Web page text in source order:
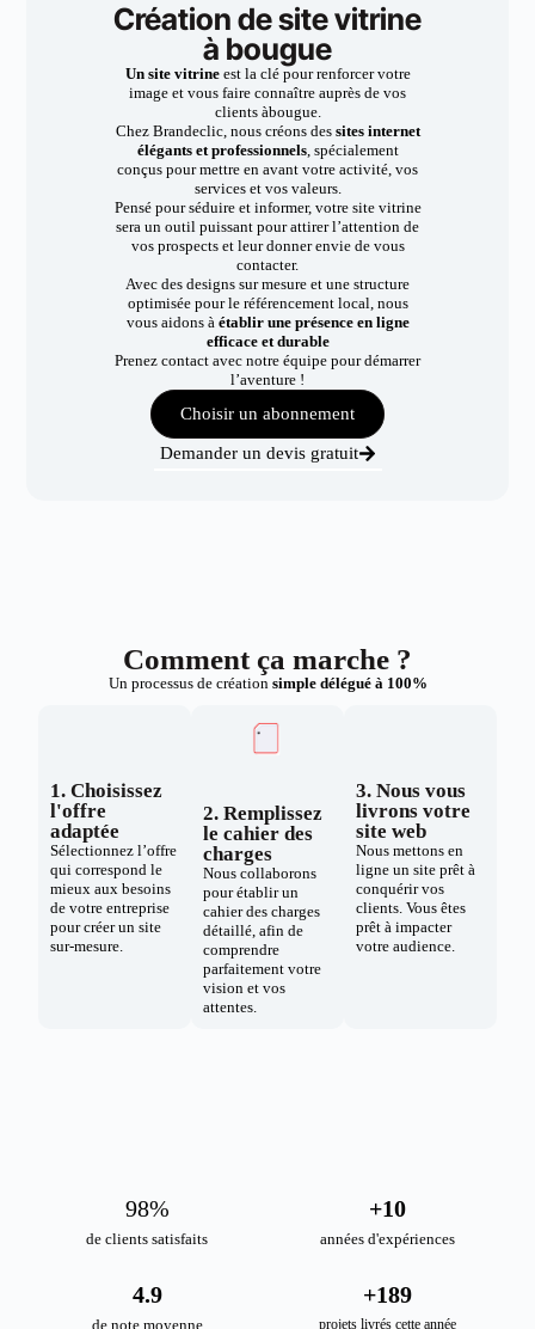
Création de site vitrine
à bougue
Un site vitrineest la clé pour renforcer votre
image et vous faire connaître auprès de vos
clients àbougue.
Chez Brandeclic, nous créons dessites internet
élégants et professionnels, spécialement
conçus pour mettre en avant votre activité, vos
services et vos valeurs.
Pensé pour séduire et informer, votre site vitrine
sera un outil puissant pour attirer l’attention de
vos prospects et leur donner envie de vous
contacter.
Avec des designs sur mesure et une structure
optimisée pour le référencement local, nous
vous aidons à établir une présence en ligne
efficace et durable
Prenez contact avec notre équipe pour démarrer
l’aventure !
Choisir un abonnement
Demander un devis gratuit
Comment ça marche ?
Un processus de création simple délégué à 100%
1. Choisissez
l'offre
adaptée
Sélectionnez l’offre
qui correspond le
mieux aux besoins
de votre entreprise
pour créer un site
sur-mesure.
2. Remplissez
le cahier des
charges
Nous collaborons
pour établir un
cahier des charges
détaillé, afin de
comprendre
parfaitement votre
vision et vos
attentes.
3. Nous vous
livrons votre
site web
Nous mettons en
ligne un site prêt à
conquérir vos
clients. Vous êtes
prêt à impacter
votre audience.
de clients satisfaits
98%
années d'expériences
+10
de note moyenne
4.9
projets livrés cette année
+189